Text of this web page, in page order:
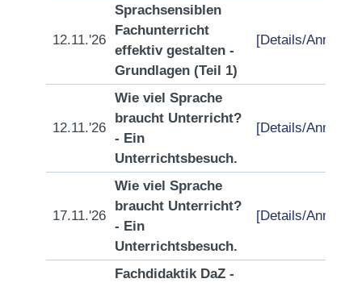
12.11.'26
Sprachsensiblen
Fachunterricht
effektiv gestalten -
Grundlagen (Teil 1)
[Details/
12.11.'26
Wie viel Sprache
braucht Unterricht?
- Ein
Unterrichtsbesuch.
[Details/
17.11.'26
Wie viel Sprache
braucht Unterricht?
- Ein
Unterrichtsbesuch.
[Details/
Fachdidaktik DaZ -